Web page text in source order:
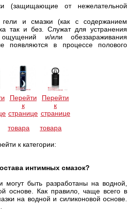
(защищающие от нежелательной
и смазки (как с содержанием
так и без. Служат для устранения
и/или обеззараживания
появляются в процессе полового
Перейти
к
странице
товара
Перейти
к
странице
товара
к категории:
интимных смазок?
могут быть разработаны на водной,
основе. Как правило, чаще всего в
на водной и силиконовой основе.